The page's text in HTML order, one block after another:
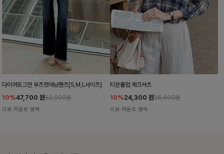
다이어트그만 부츠컷데님팬츠[S,M,L사이즈]
10%47,700 원52,900원
리뷰 카운트 영역
티븐롤업 체크셔츠
10%24,300 원26,900원
리뷰 카운트 영역